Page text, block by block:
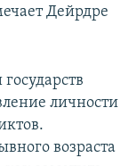
Дейрдре
личности
возраста